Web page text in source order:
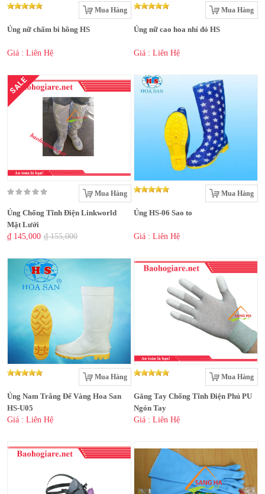
Mua Hàng
Ủng nữ chấm bi hồng HS
Giá : Liên Hệ
Mua Hàng
Ủng nữ cao hoa nhí đỏ HS
Giá : Liên Hệ
SALE
Mua Hàng
Ủng Chống Tĩnh Điện Linkworld
Mặt Lưới
₫ 145,000 ₫ 155,000
Mua Hàng
Ủng HS-06 Sao to
Giá : Liên Hệ
Mua Hàng
Ủng Nam Trắng Đế Vàng Hoa San
HS-U05
Giá : Liên Hệ
Mua Hàng
Găng Tay Chống Tĩnh Điện Phủ PU
Ngón Tay
Giá : Liên Hệ